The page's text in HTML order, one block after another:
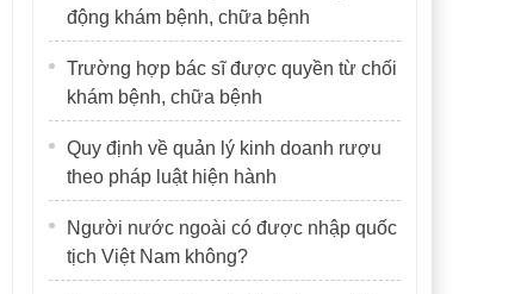
động khám bệnh, chữa bệnh
Trường hợp bác sĩ được quyền từ chối
khám bệnh, chữa bệnh
Quy định về quản lý kinh doanh rượu
theo pháp luật hiện hành
Người nước ngoài có được nhập quốc
tịch Việt Nam không?